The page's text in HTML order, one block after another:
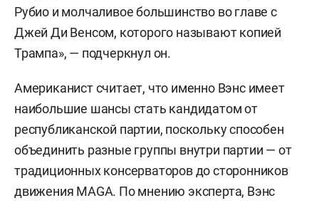
Рубио и молчаливое большинство во главе с
Джей Ди Венсом, которого называют копией
Трампа», — подчеркнул он.
Американист считает, что именно Вэнс имеет
наибольшие шансы стать кандидатом от
республиканской партии, поскольку способен
объединить разные группы внутри партии — от
традиционных консерваторов до сторонников
движения MAGA. По мнению эксперта, Вэнс